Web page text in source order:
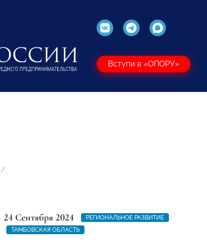
Вступи в «ОПОРУ»
24 Сентября 2024
РЕГИОНАЛЬНОЕ РАЗВИТИЕ
ТАМБОВСКАЯ ОБЛАСТЬ